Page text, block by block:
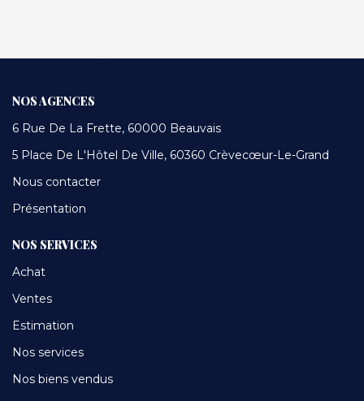
NOS AGENCES
6 Rue De La Frette, 60000 Beauvais
5 Place De L'Hôtel De Ville, 60360 Crèvecœur-Le-Grand
Nous contacter
Présentation
NOS SERVICES
Achat
Ventes
Estimation
Nos services
Nos biens vendus